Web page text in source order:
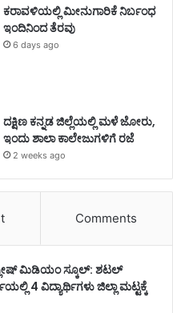
ಕರಾವಳಿಯಲ್ಲಿ ಮೀನುಗಾರಿಕೆ ನಿರ್ಬಂಧ
ಇಂದಿನಿಂದ ತೆರವು
6 days ago
ದಕ್ಷಿಣ ಕನ್ನಡ ಜಿಲ್ಲೆಯಲ್ಲಿ ಮಳೆ ಜೋರು,
ಇಂದು ಶಾಲಾ ಕಾಲೇಜುಗಳಿಗೆ ರಜೆ
2 weeks ago
Comments
ಮಿಡಿಯಂ ಸ್ಕೂಲ್: ಶಟಲ್
4 ವಿದ್ಯಾರ್ಥಿಗಳು ಜಿಲ್ಲಾ ಮಟ್ಟಕ್ಕೆ